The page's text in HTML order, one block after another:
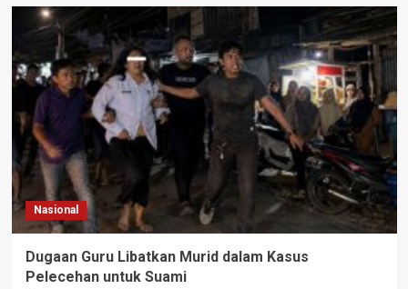
Nasional
Dugaan Guru Libatkan Murid dalam Kasus
Pelecehan untuk Suami